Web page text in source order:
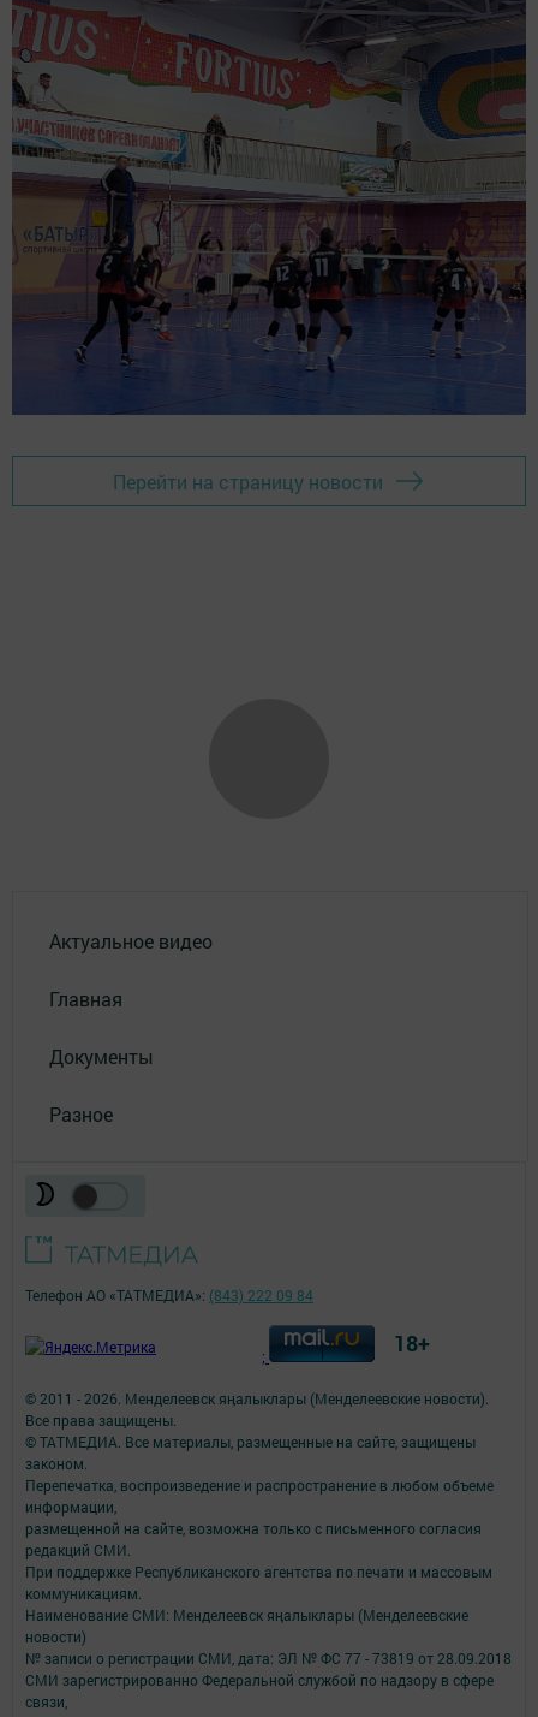
Перейти на страницу новости
Актуальное видео
Главная
Документы
Разное
© 2011 - 2026. Менделеевск яӊалыклары (Менделеевские новости).
Все права защищены.
© ТАТМЕДИА. Все материалы, размещенные на сайте, защищены
законом.
Перепечатка, воспроизведение и распространение в любом объеме
информации,
размещенной на сайте, возможна только с письменного согласия
редакций СМИ.
При поддержке Республиканского агентства по печати и массовым
коммуникациям.
Наименование СМИ: Менделеевск яӊалыклары (Менделеевские
новости)
№ записи о регистрации СМИ, дата: ЭЛ № ФС 77 - 73819 от 28.09.2018
СМИ зарегистрированно Федеральной службой по надзору в сфере
связи,
Телефон АО «ТАТМЕДИА»: (843) 222 09 84
; 18+